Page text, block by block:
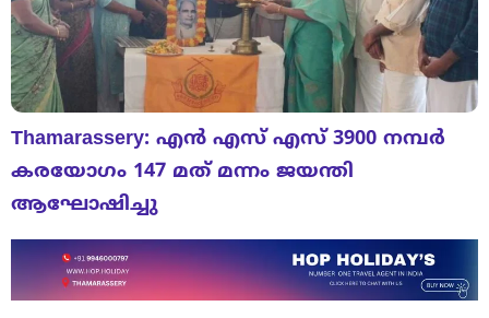
Thamarassery: എൻ എസ് എസ് 3900 നമ്പർ
കരയോഗം 147 മത് മന്നം ജയന്തി
ആഘോഷിച്ചു